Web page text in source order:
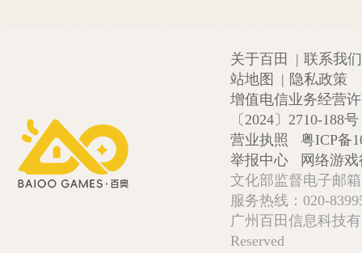
关于百田 | 联系我们
站地图
| 隐私政策
增值电信业务经营
〔2024〕2710-188号
营业执照
粤ICP备
举报中心
网络游
文化部监督电子邮
服务热线：020-
广州百田信息科技
Reserved